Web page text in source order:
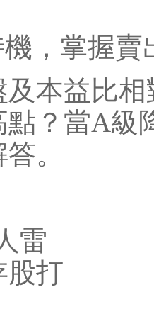
，掌握賣
本益比相
點？當A級
。